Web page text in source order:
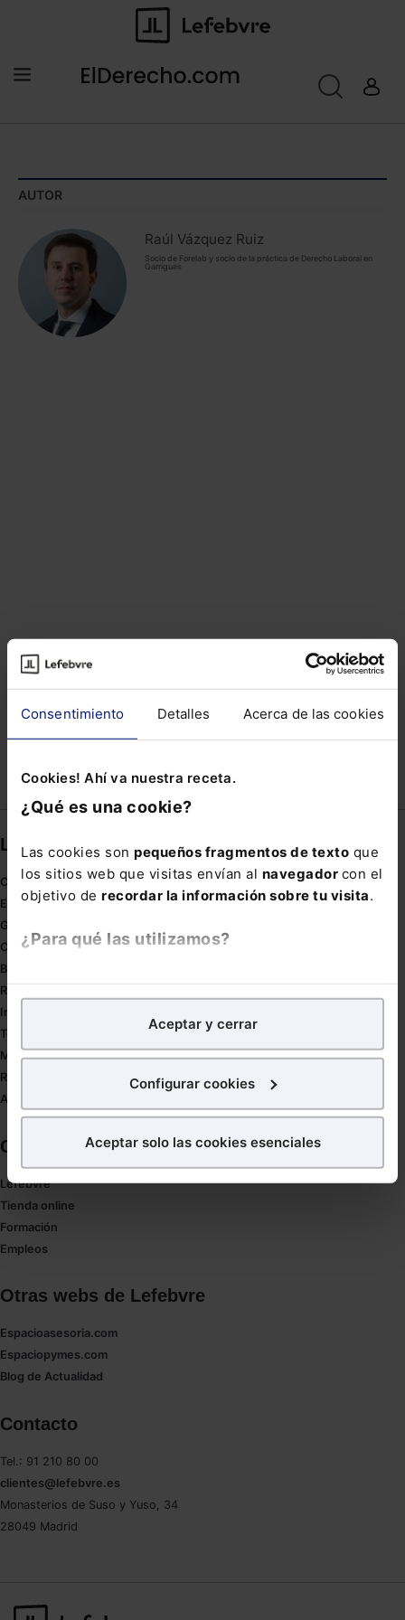
Consentimiento Detalles Acerca de las cookies
Cookies! Ahí va nuestra receta.
¿Qué es una cookie?
Las cookies son pequeños fragmentos de texto que
los sitios web que visitas envían al navegador con el
objetivo de recordar la información sobre tu visita.
¿Para qué las utilizamos?
analíticospara tratar demejorar tu experienciaen
nuestra página web. También con fines publicitarios,
para poder mostrarte publicidad y contenidos de tu
¿Qué puedes hacer?
en la web sea óptima
Puedes
todas las cookies excepto aquellas imprescindibles.
También puedes
navegador. Si no seleccionas ninguna utilizaremos
Saber más acerca de las cookies
Aceptar y cerrar
Configurar cookies
Aceptar solo las cookies esenciales
AUTOR
Raúl Vázquez Ruiz
Socio de Forelab y socio de la práctica de Derecho Laboral en
Garrigues
Artículos del autor Sobre el autor
ARTÍCULOS RELACIONADOS DE
OTROS AUTORES
Links directos
Coronavirus
Estudio de salud abogacía
Gestión de despachos
Compliance
Buenas Prácticas Tributarias
RGPD
Innovación
Tesauro
Mapa web
Redirect sitemap
Autores de El Derecho
Corporativo
Lefebvre
Tienda online
Formación
Empleos
Otras webs de Lefebvre
Espacioasesoria.com
Espaciopymes.com
Blog de Actualidad
Contacto
Tel.: 91 210 80 00
clientes@lefebvre.es
Monasterios de Suso y Yuso, 34
28049 Madrid